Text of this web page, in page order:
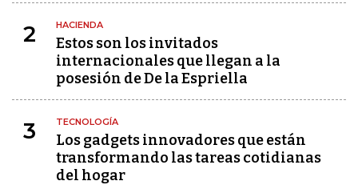
2 HACIENDA
Estos son los invitados
internacionales que llegan a la
posesión de De la Espriella
3 TECNOLOGÍA
Los gadgets innovadores que están
transformando las tareas cotidianas
del hogar